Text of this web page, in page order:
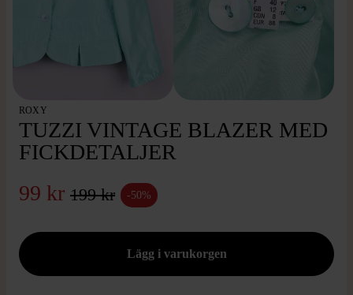
ROXY
TUZZI VINTAGE BLAZER MED
FICKDETALJER
99 kr 199 kr -50%